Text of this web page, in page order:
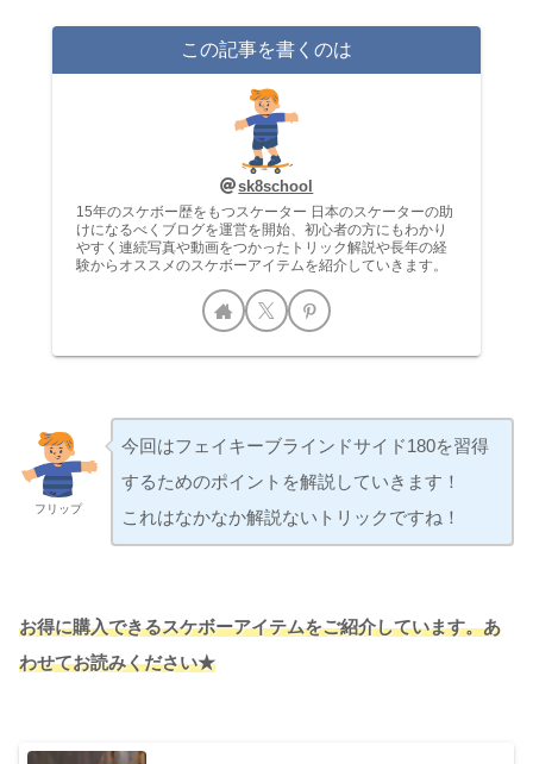
この記事を書くのは
sk8school
15年のスケボー歴をもつスケーター 日本のスケーターの助
けになるべくブログを運営を開始、初心者の方にもわかり
やすく連続写真や動画をつかったトリック解説や長年の経
験からオススメのスケボーアイテムを紹介していきます。
フリップ
今回はフェイキーブラインドサイド180を習得
するためのポイントを解説していきます！
これはなかなか解説ないトリックですね！
お得に購入できるスケボーアイテムをご紹介しています。あ
わせてお読みください★